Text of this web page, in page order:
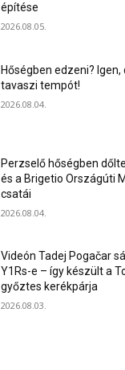
építése
2026.08.05.
Hőségben edzeni?
tavaszi tempót!
2026.08.04.
Perzselő hőségben
és a Brigetio Országúti
csatái
2026.08.04.
Videón Tadej Pogačar
Y1Rs-e – így készült a
győztes kerékpárja
2026.08.03.